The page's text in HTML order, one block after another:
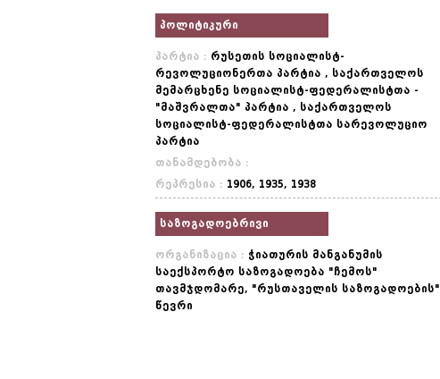
პოლიტიკური
პარტია : რუსეთის სოციალისტ-
რევოლუციონერთა პარტია , საქართველოს
მემარცხენე სოციალისტ-ფედერალისტთა -
"მაშვრალთა" პარტია , საქართველოს
სოციალისტ-ფედერალისტთა სარევოლუციო
პარტია
თანამდებობა :
რეპრესია : 1906, 1935, 1938
საზოგადოებრივი
ორგანიზაცია : ჭიათურის მანგანუმის
საექსპორტო საზოგადოება "ჩემოს"
თავმჯდომარე, "რუსთაველის საზოგადოების"
წევრი